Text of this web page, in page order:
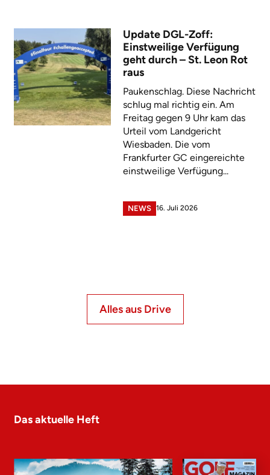
Update DGL-Zoff:
Einstweilige Verfügung
geht durch – St. Leon Rot
raus
Paukenschlag. Diese Nachricht
schlug mal richtig ein. Am
Freitag gegen 9 Uhr kam das
Urteil vom Landgericht
Wiesbaden. Die vom
Frankfurter GC eingereichte
einstweilige Verfügung...
NEWS 16. Juli 2026
Alles aus Drive
Das aktuelle Heft